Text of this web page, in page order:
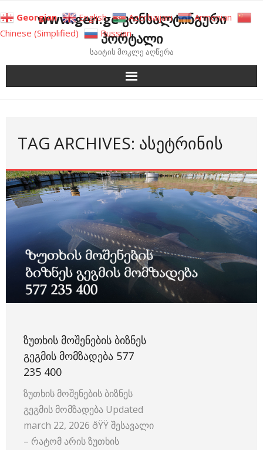
to
content
www.gen.ge კონსალტინგური
პორტალი
საიტის მოკლე აღწერა
TAG ARCHIVES: ᲐᲡᲔᲢᲠᲘᲜᲘᲡ
ᲖᲣᲗᲮᲘᲡ ᲛᲝᲨᲔᲜᲔᲑᲘᲡ ᲑᲘᲖᲜᲔᲡ
ᲒᲔᲒᲛᲘᲡ ᲛᲝᲛᲖᲐᲓᲔᲑᲐ 577
235 400
ზუთხის მოშენების ბიზნეს
გეგმის მომზადება Updated
march 22, 2026 ðŸŸ შესავალი
– რატომ არის ზუთხის
Georgian English Azerbaijani
Armenian
Chinese (Simplified)
Russian